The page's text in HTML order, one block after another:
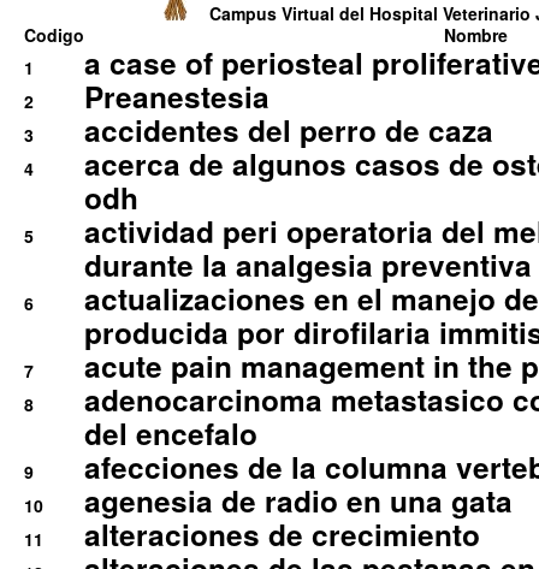
Campus Virtual del Hospital Veterinario
Codigo
Nombre
1
a case of periosteal
2 Preanestesia
3 accidentes del perro de caza
4
acerca de algunos casos de
odh
5
actividad peri operatoria del
durante la analgesia
6
actualizaciones en el manejo
producida por dirofilaria
7 acute pain management in the
8
adenocarcinoma metastasico
del encefalo
9 afecciones de la columna
10 agenesia de radio en una gata
11 alteraciones de crecimiento